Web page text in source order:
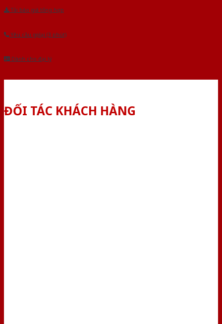
Tải báo giá tổng hợp
Yêu cầu gọi lại (3 phút)
Dành cho đại lý
ĐỐI TÁC KHÁCH HÀNG